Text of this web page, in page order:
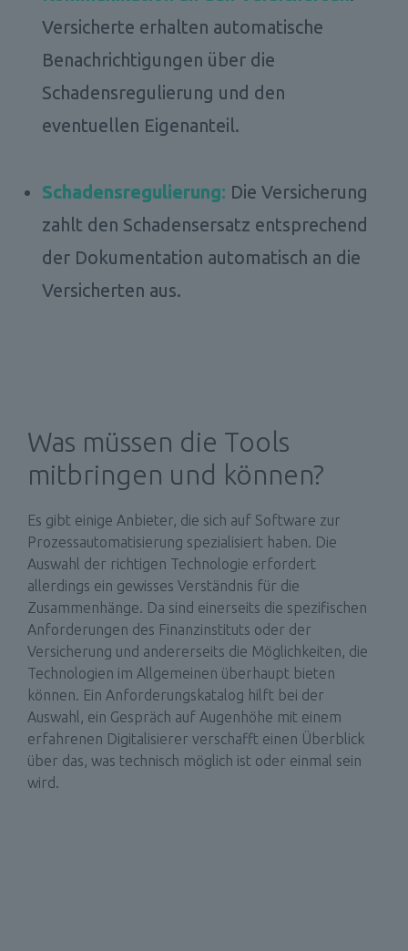
Versicherte erhalten automatische
Benachrichtigungen über die
Schadensregulierung und den
eventuellen Eigenanteil.
Schadensregulierung: Die Versicherung
zahlt den Schadensersatz entsprechend
der Dokumentation automatisch an die
Versicherten aus.
Was müssen die Tools
mitbringen und können?
Es gibt einige Anbieter, die sich auf Software zur
Prozessautomatisierung spezialisiert haben. Die
Auswahl der richtigen Technologie erfordert
allerdings ein gewisses Verständnis für die
Zusammenhänge. Da sind einerseits die spezifischen
Anforderungen des Finanzinstituts oder der
Versicherung und andererseits die Möglichkeiten, die
Technologien im Allgemeinen überhaupt bieten
können. Ein Anforderungskatalog hilft bei der
Auswahl, ein Gespräch auf Augenhöhe mit einem
erfahrenen Digitalisierer verschafft einen Überblick
über das, was technisch möglich ist oder einmal sein
wird.